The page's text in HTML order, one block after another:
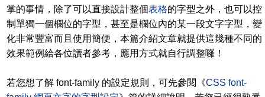
掌的事情，除了可以直接設計整個表格的字型之外，也可以控
制單獨一個欄位的字型，甚至是欄位內的某一段文字字型，變
化非常豐富而且使用簡便，本篇介紹文章就提供這幾種不同的
效果範例給各位讀者參考，應用方式就自行調整囉！
若您想了解 font-family 的設定規則，可先參閱《CSS font-